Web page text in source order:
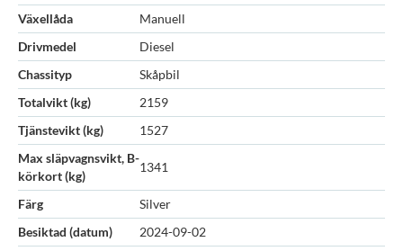
Växellåda
Manuell
Drivmedel
Diesel
Chassityp
Skåpbil
Totalvikt (kg)
2159
Tjänstevikt (kg)
1527
Max släpvagnsvikt, B-
körkort (kg)
1341
Färg
Silver
Besiktad (datum)
2024-09-02